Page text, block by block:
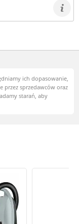
ich dopasowanie,
przez sprzedawców oraz
starań, aby